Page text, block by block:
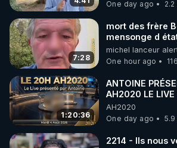
code : REGENERE10
▶ 30 jours gratuit sur l’application
de bien-être ENVOL :
Rendez-vous sur https://
le code : REGENERE
One day ago
7:28
mort des frère
mensonge d
michel lanceur
One hour ago
1:20:36
ANTOINE
AH2020 LE LIVE 20H
04/08/2026*** 📷LE
GRAND RÉVEIL
MARCHE 📷
AH2020
One day ago
2214 - Ils nous